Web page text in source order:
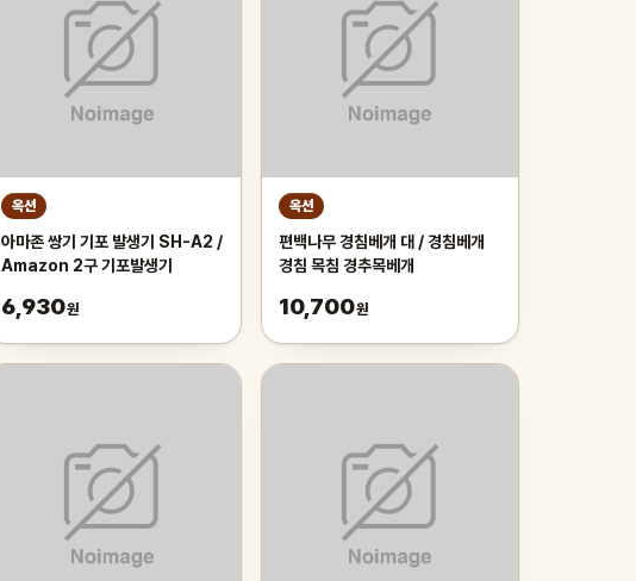
옥션
아마존 쌍기 기포 발생기 SH-A2 /
Amazon 2구 기포발생기
6,930원
옥션
편백나무 경침베개 대 / 경침베개
경침 목침 경추목베개
10,700원